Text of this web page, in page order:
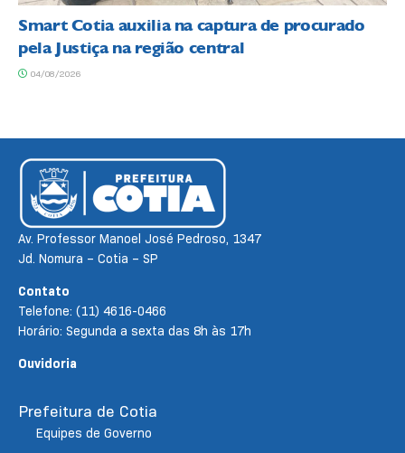
Smart Cotia auxilia na captura de procurado
pela Justiça na região central
04/08/2026
Av. Professor Manoel José Pedroso, 1347
Jd. Nomura – Cotia – SP
Contato
Telefone: (11) 4616-0466
Horário: Segunda a sexta das 8h às 17h
Ouvidoria
Prefeitura de Cotia
Equipes de Governo